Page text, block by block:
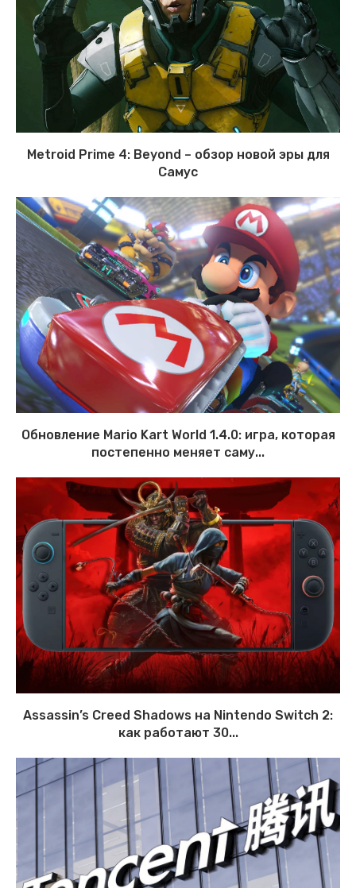
Metroid Prime 4: Beyond – обзор новой эры для
Самус
Обновление Mario Kart World 1.4.0: игра, которая
постепенно меняет саму...
Assassin’s Creed Shadows на Nintendo Switch 2:
как работают 30...